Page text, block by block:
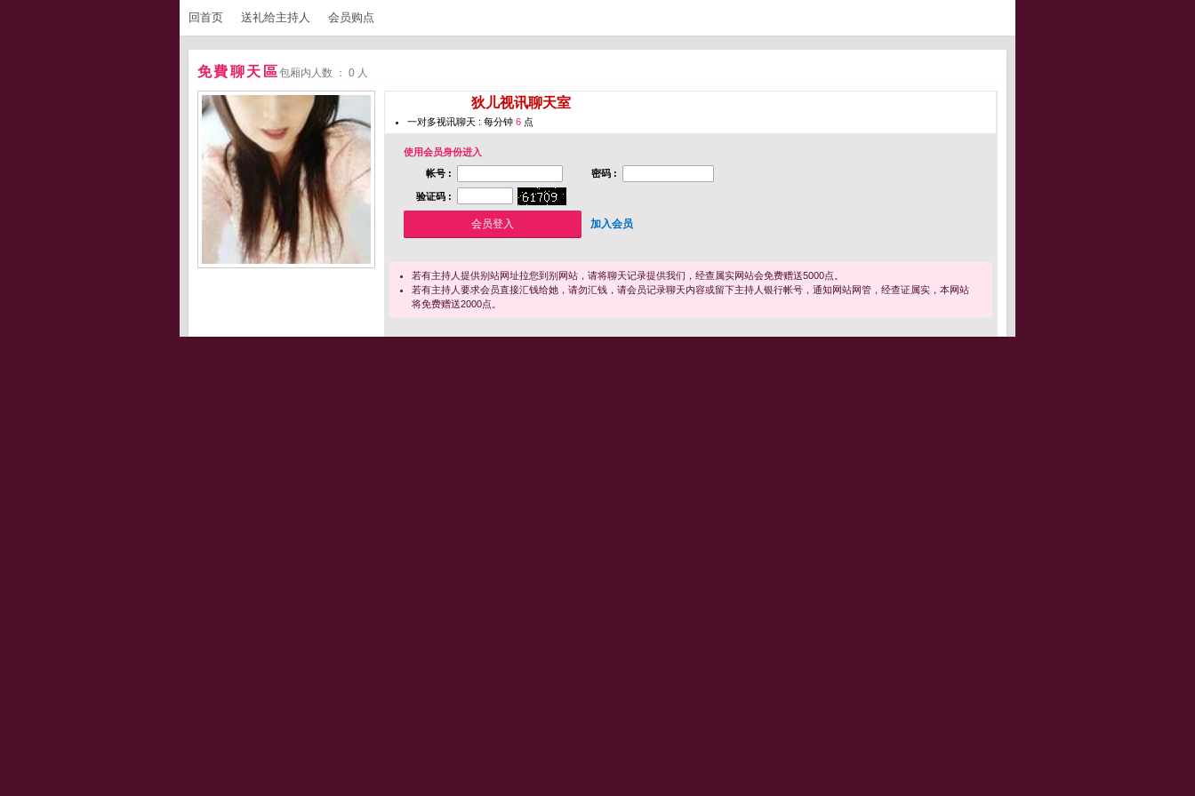
回首页 送礼给主持人 会员购点
免費聊天區包厢内人数 ： 0 人
狄儿视讯聊天室
一对多视讯聊天 : 每分钟 6 点
使用会员身份进入
帐号 :
密码 :
验证码 :
加入会员
若有主持人提供别站网址拉您到别网站，请将聊天记录提供我们，经查属实网站会免费赠送5000点。
若有主持人要求会员直接汇钱给她，请勿汇钱，请会员记录聊天内容或留下主持人银行帐号，通知网站网管，经查证属实，本网站
将免费赠送2000点。